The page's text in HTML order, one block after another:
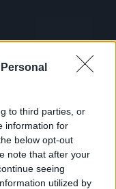
to third parties, or
information for
below opt-out
note that after your
seeing
utilized by